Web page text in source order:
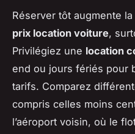
Réserver tôt augmente
prix location voiture,
Privilégiez une location
end ou jours fériés pour
tarifs. Comparez
compris celles moins
l’aéroport voisin, où le